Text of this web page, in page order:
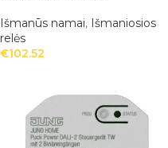
Išmanūs namai, Išmaniosios
relės
€102.52